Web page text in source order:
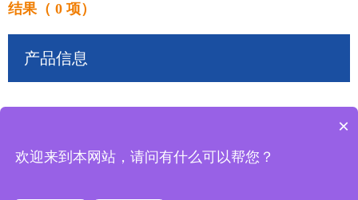
结果（ 0 项）
产品信息
×
欢迎来到本网站，请问有什么可以帮您？